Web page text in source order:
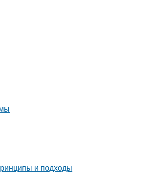
и подходы